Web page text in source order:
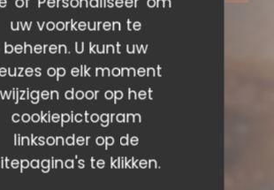
uw voorkeuren te
beheren. U kunt uw
op elk moment
wijzigen door op het
cookiepictogram
linksonder op de
te klikken.